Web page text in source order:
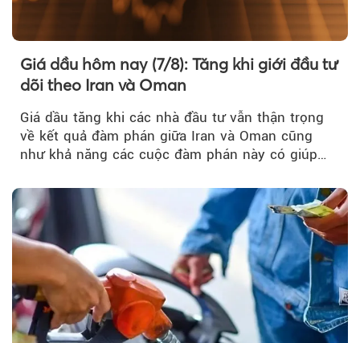
Giá dầu hôm nay (7/8): Tăng khi giới đầu tư
dõi theo Iran và Oman
Giá dầu tăng khi các nhà đầu tư vẫn thận trọng
về kết quả đàm phán giữa Iran và Oman cũng
như khả năng các cuộc đàm phán này có giúp
Hormuz hay không.